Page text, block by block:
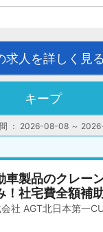
： 2026-08-08 ～
求人を詳しく見る
キープ
車製品のクレー
！社宅費全額補
社 AGT北日本第一